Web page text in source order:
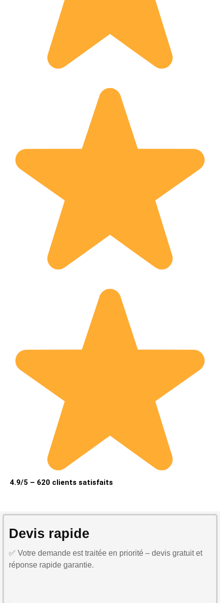
4.9/5 – 620 clients satisfaits
Devis rapide
✅ Votre demande est traitée en priorité – devis gratuit et
réponse rapide garantie.